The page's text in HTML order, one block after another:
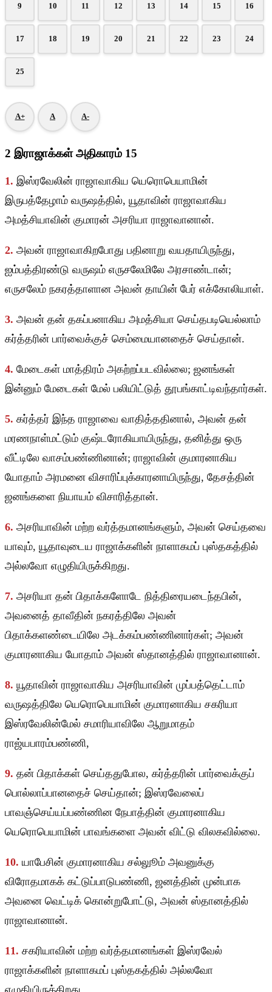
9 10 11 12 13 14 15 16
17 18 19 20 21 22 23 24
25
A+ A A-
2 இராஜாக்கள் அதிகாரம் 15
1. இஸ்ரவேலின் ராஜாவாகிய யெரொபெயாமின்
இருபத்தேழாம் வருஷத்தில், யூதாவின் ராஜாவாகிய
அமத்சியாவின் குமாரன் அசரியா ராஜாவானான்.
2. அவன் ராஜாவாகிறபோது பதினாறு வயதாயிருந்து,
ஐம்பத்திரண்டு வருஷம் எருசலேமிலே அரசாண்டான்;
எருசலேம் நகரத்தாளான அவன் தாயின் பேர் எக்கோலியாள்.
3. அவன் தன் தகப்பனாகிய அமத்சியா செய்தபடியெல்லாம்
கர்த்தரின் பார்வைக்குச் செம்மையானதைச் செய்தான்.
4. மேடைகள் மாத்திரம் அகற்றப்படவில்லை; ஜனங்கள்
இன்னும் மேடைகள் மேல் பலியிட்டுத் தூபங்காட்டிவந்தார்கள்.
5. கர்த்தர் இந்த ராஜாவை வாதித்ததினால், அவன் தன்
மரணநாள்மட்டும் குஷ்டரோகியாயிருந்து, தனித்து ஒரு
வீட்டிலே வாசம்பண்ணினான்; ராஜாவின் குமாரனாகிய
யோதாம் அரமனை விசாரிப்புக்காரனாயிருந்து, தேசத்தின்
ஜனங்களை நியாயம் விசாரித்தான்.
6. அசரியாவின் மற்ற வர்த்தமானங்களும், அவன் செய்தவை
யாவும், யூதாவுடைய ராஜாக்களின் நாளாகமப் புஸ்தகத்தில்
அல்லவோ எழுதியிருக்கிறது.
7. அசரியா தன் பிதாக்களோடே நித்திரையடைந்தபின்,
அவனைத் தாவீதின் நகரத்திலே அவன்
பிதாக்களண்டையிலே அடக்கம்பண்ணினார்கள்; அவன்
குமாரனாகிய யோதாம் அவன் ஸ்தானத்தில் ராஜாவானான்.
8. யூதாவின் ராஜாவாகிய அசரியாவின் முப்பத்தெட்டாம்
வருஷத்திலே யெரொபெயாமின் குமாரனாகிய சகரியா
இஸ்ரவேலின்மேல் சமாரியாவிலே ஆறுமாதம்
ராஜ்யபாரம்பண்ணி,
9. தன் பிதாக்கள் செய்ததுபோல, கர்த்தரின் பார்வைக்குப்
பொல்லாப்பானதைச் செய்தான்; இஸ்ரவேலைப்
பாவஞ்செய்யப்பண்ணின நேபாத்தின் குமாரனாகிய
யெரொபெயாமின் பாவங்களை அவன் விட்டு விலகவில்லை.
10. யாபேசின் குமாரனாகிய சல்லுூம் அவனுக்கு
விரோதமாகக் கட்டுப்பாடுபண்ணி, ஜனத்தின் முன்பாக
அவனை வெட்டிக் கொன்றுபோட்டு, அவன் ஸ்தானத்தில்
ராஜாவானான்.
11. சகரியாவின் மற்ற வர்த்தமானங்கள் இஸ்ரவேல்
ராஜாக்களின் நாளாகமப் புஸ்தகத்தில் அல்லவோ